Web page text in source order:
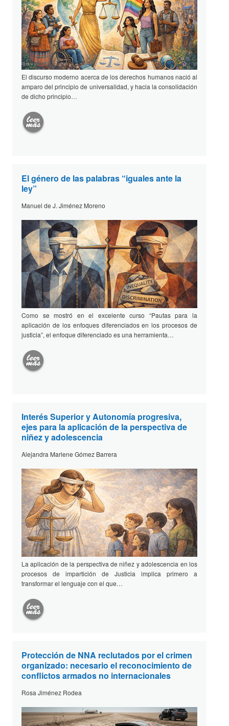
El discurso moderno acerca de los derechos humanos nació al
amparo del principio de universalidad, y hacia la consolidación
de dicho principio…
El género de las palabras “iguales ante la
ley”
Manuel de J. Jiménez Moreno
Como se mostró en el excelente curso “Pautas para la
aplicación de los enfoques diferenciados en los procesos de
justicia”, el enfoque diferenciado es una herramienta…
Interés Superior y Autonomía progresiva,
ejes para la aplicación de la perspectiva de
niñez y adolescencia
Alejandra Marlene Gómez Barrera
La aplicación de la perspectiva de niñez y adolescencia en los
procesos de impartición de Justicia implica primero a
transformar el lenguaje con el que…
Protección de NNA reclutados por el crimen
organizado: necesario el reconocimiento de
conflictos armados no internacionales
Rosa Jiménez Rodea